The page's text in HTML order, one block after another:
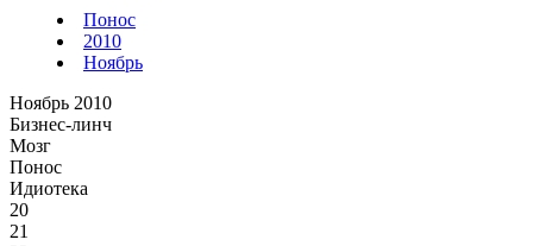
Понос
2010
Ноябрь
Ноябрь 2010
Бизнес-линч
Мозг
Понос
Идиотека
20
21